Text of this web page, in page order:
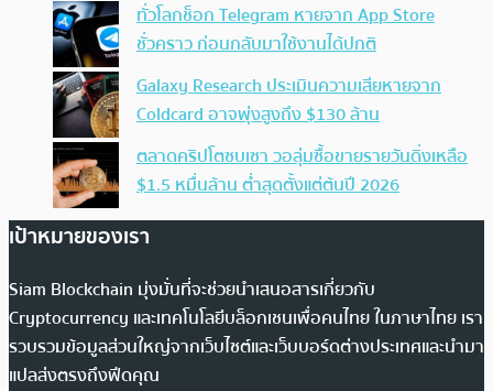
ทั่วโลกช็อก Telegram หายจาก App Store
ชั่วคราว ก่อนกลับมาใช้งานได้ปกติ
Galaxy Research ประเมินความเสียหายจาก
Coldcard อาจพุ่งสูงถึง $130 ล้าน
ตลาดคริปโตซบเซา วอลุ่มซื้อขายรายวันดิ่งเหลือ
$1.5 หมื่นล้าน ต่ำสุดตั้งแต่ต้นปี 2026
เป้าหมายของเรา
Siam Blockchain มุ่งมั่นที่จะช่วยนำเสนอสารเกี่ยวกับ
Cryptocurrency และเทคโนโลยีบล็อกเชนเพื่อคนไทย ในภาษาไทย เรา
รวบรวมข้อมูลส่วนใหญ่จากเว็บไซต์และเว็บบอร์ดต่างประเทศและนำมา
แปลส่งตรงถึงฟีดคุณ